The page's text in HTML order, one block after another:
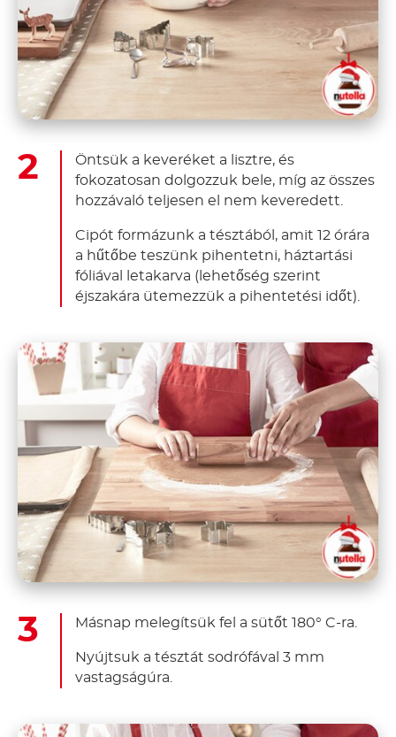
Öntsük a keveréket a lisztre, és
fokozatosan dolgozzuk bele, míg az összes
hozzávaló teljesen el nem keveredett.
Cipót formázunk a tésztából, amit 12 órára
a hűtőbe teszünk pihentetni, háztartási
fóliával letakarva (lehetőség szerint
éjszakára ütemezzük a pihentetési időt).
Másnap melegítsük fel a sütőt 180° C-ra.
Nyújtsuk a tésztát sodrófával 3 mm
vastagságúra.